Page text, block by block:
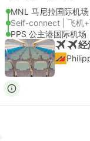
MNL 马尼拉国际机场
Self-connect | 飞机
PPS 公主港国际机场
经